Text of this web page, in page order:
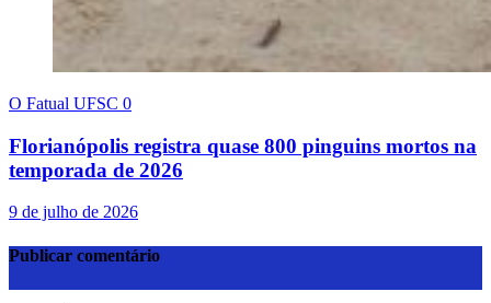
O Fatual UFSC 0
Florianópolis registra quase 800 pinguins mortos na
temporada de 2026
9 de julho de 2026
Publicar comentário